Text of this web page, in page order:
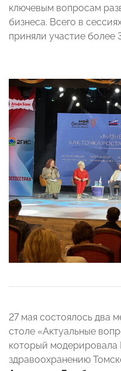
ключевым вопросам
бизнеса. Всего в
приняли участие более
27 мая состоялось два
столе «Актуальные
который модерировала
здравоохранению